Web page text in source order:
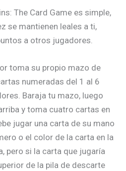
The Card Game es simple,
se mantienen leales a ti,
a otros jugadores.
toma su propio mazo de
numeradas del 1 al 6
Baraja tu mazo, luego
y toma cuatro cartas en
jugar una carta de su mano
o el color de la carta en la
pero si la carta que jugaría
de la pila de descarte